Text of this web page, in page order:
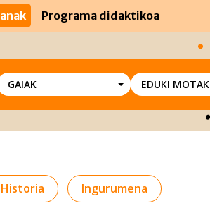
Programa didaktikoa
GAIAK EDUKI MOTAK
Ingurumena